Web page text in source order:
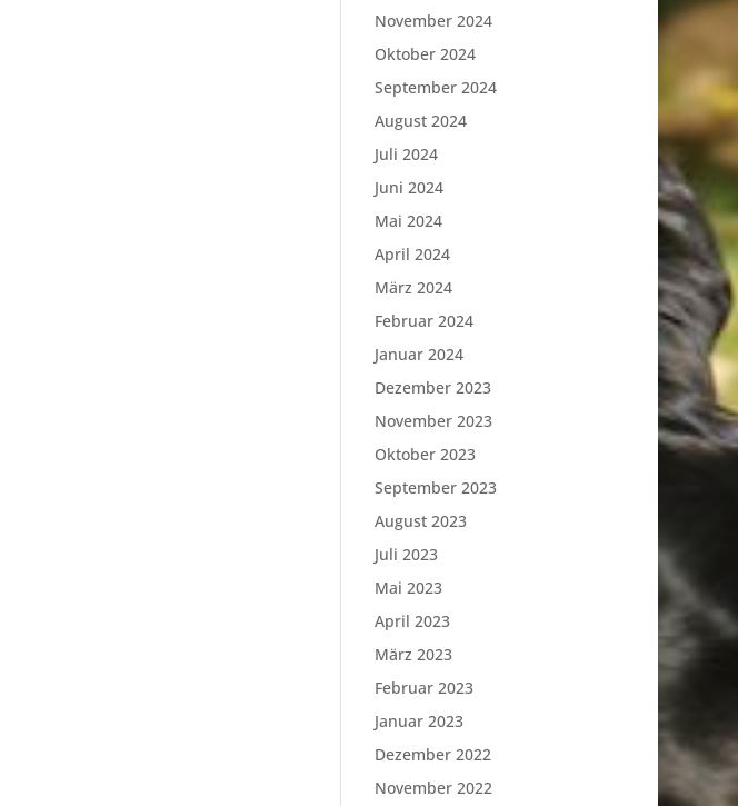
November 2024
Oktober 2024
September 2024
August 2024
Juli 2024
Juni 2024
Mai 2024
April 2024
März 2024
Februar 2024
Januar 2024
Dezember 2023
November 2023
Oktober 2023
September 2023
August 2023
Juli 2023
Mai 2023
April 2023
März 2023
Februar 2023
Januar 2023
Dezember 2022
November 2022